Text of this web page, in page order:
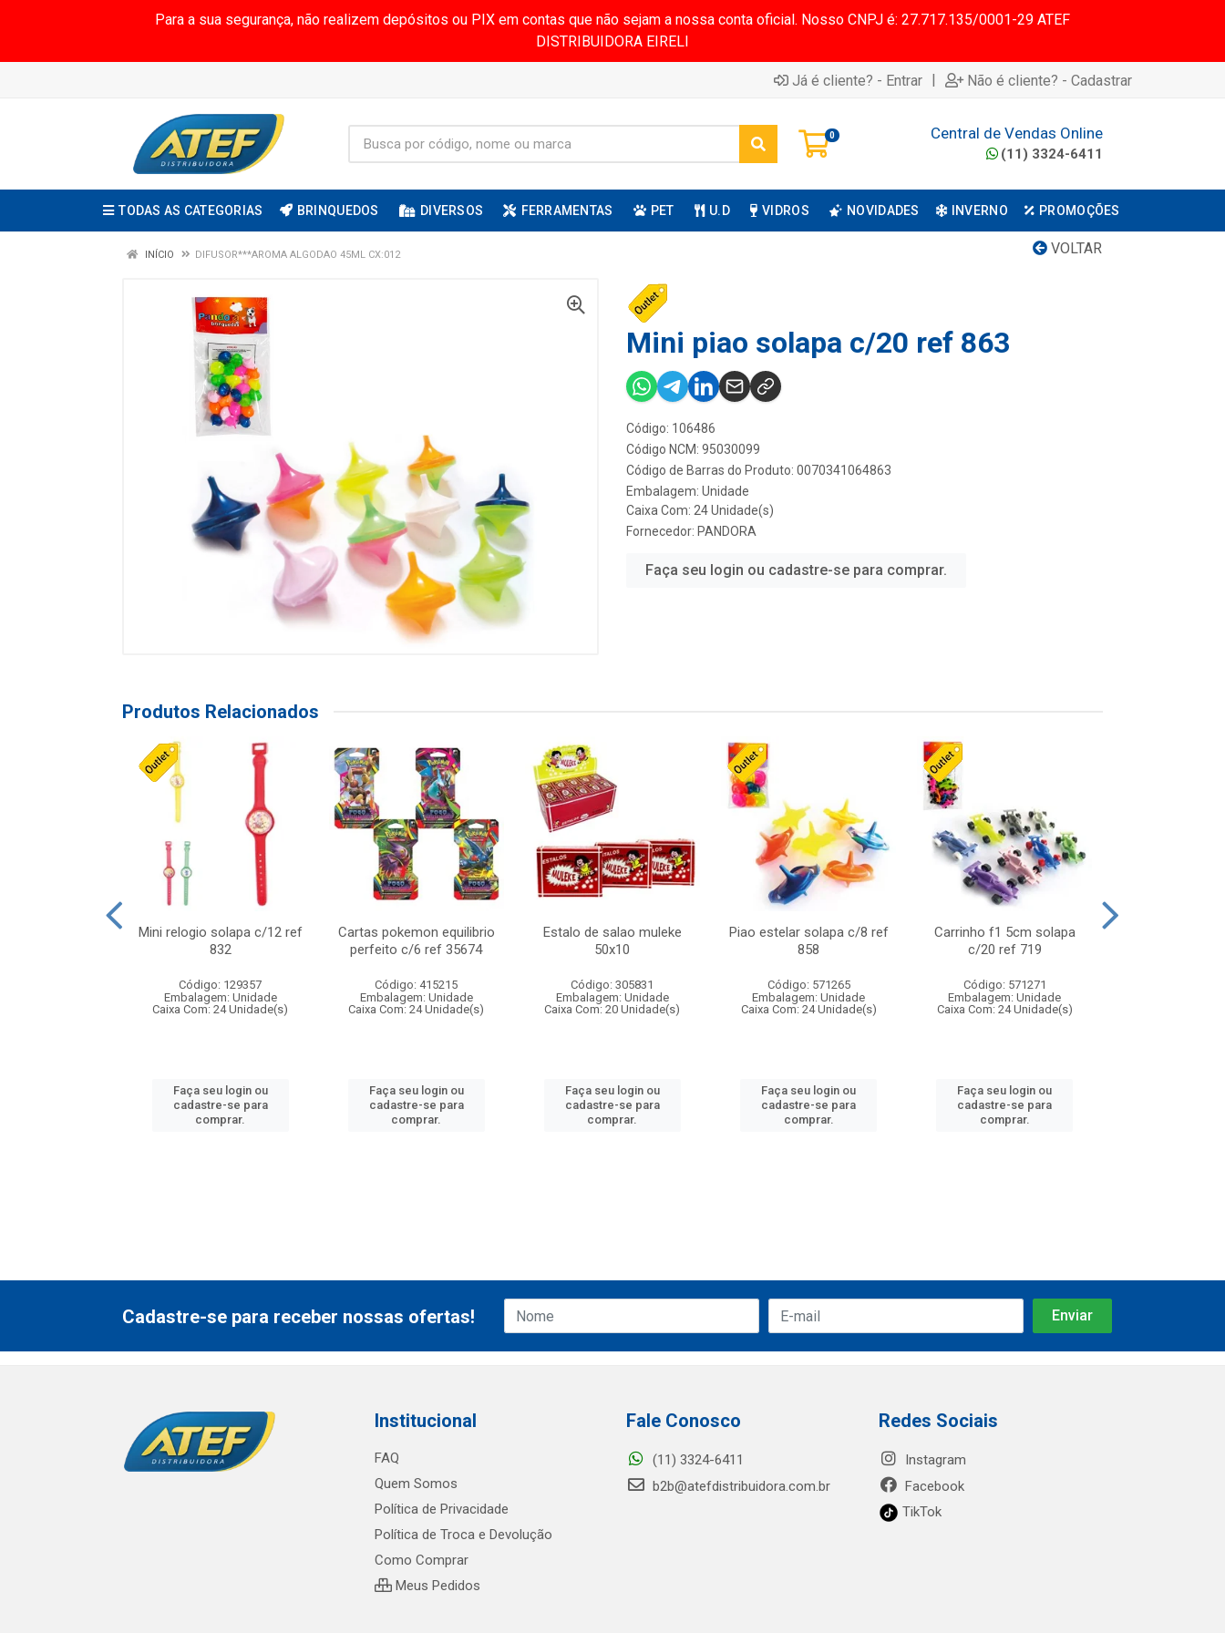
Para a sua segurança, não realizem depósitos ou PIX em contas que não sejam a nossa conta oficial. Nosso CNPJ é: 27.717.135/0001-29 ATEF
DISTRIBUIDORA EIRELI
Já é cliente? - Entrar | Não é cliente? - Cadastrar
0 Central de Vendas Online
(11) 3324-6411
TODAS AS CATEGORIAS BRINQUEDOS DIVERSOS FERRAMENTAS PET U.D VIDROS NOVIDADES INVERNO PROMOÇÕES
VOLTAR
INÍCIO DIFUSOR***AROMA ALGODAO 45ML CX:012
Mini piao solapa c/20 ref 863
Código: 106486
Código NCM: 95030099
Código de Barras do Produto: 0070341064863
Embalagem: Unidade
Caixa Com: 24 Unidade(s)
Fornecedor: PANDORA
Faça seu login ou cadastre-se para comprar.
Produtos Relacionados
Mini relogio solapa c/12 ref
832
Código: 129357
Embalagem: Unidade
Caixa Com: 24 Unidade(s)
Faça seu login ou
cadastre-se para
comprar.
Cartas pokemon equilibrio
perfeito c/6 ref 35674
Código: 415215
Embalagem: Unidade
Caixa Com: 24 Unidade(s)
Faça seu login ou
cadastre-se para
comprar.
Estalo de salao muleke
50x10
Código: 305831
Embalagem: Unidade
Caixa Com: 20 Unidade(s)
Faça seu login ou
cadastre-se para
comprar.
Piao estelar solapa c/8 ref
858
Código: 571265
Embalagem: Unidade
Caixa Com: 24 Unidade(s)
Faça seu login ou
cadastre-se para
comprar.
Carrinho f1 5cm solapa
c/20 ref 719
Código: 571271
Embalagem: Unidade
Caixa Com: 24 Unidade(s)
Faça seu login ou
cadastre-se para
comprar.
Cadastre-se para receber nossas ofertas!
Institucional
FAQ
Quem Somos
Política de Privacidade
Política de Troca e Devolução
Como Comprar
Meus Pedidos
Fale Conosco
(11) 3324-6411
b2b@atefdistribuidora.com.br
Redes Sociais
Instagram
Facebook
TikTok